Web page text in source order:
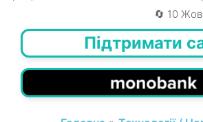
🔄 10
Підтримати